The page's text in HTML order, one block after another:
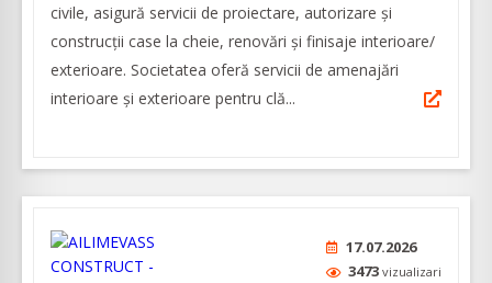
civile, asigură servicii de proiectare, autorizare și
construcții case la cheie, renovări și finisaje interioare/
exterioare. Societatea oferă servicii de amenajări
interioare și exterioare pentru clă...
17.07.2026
3473 vizualizari